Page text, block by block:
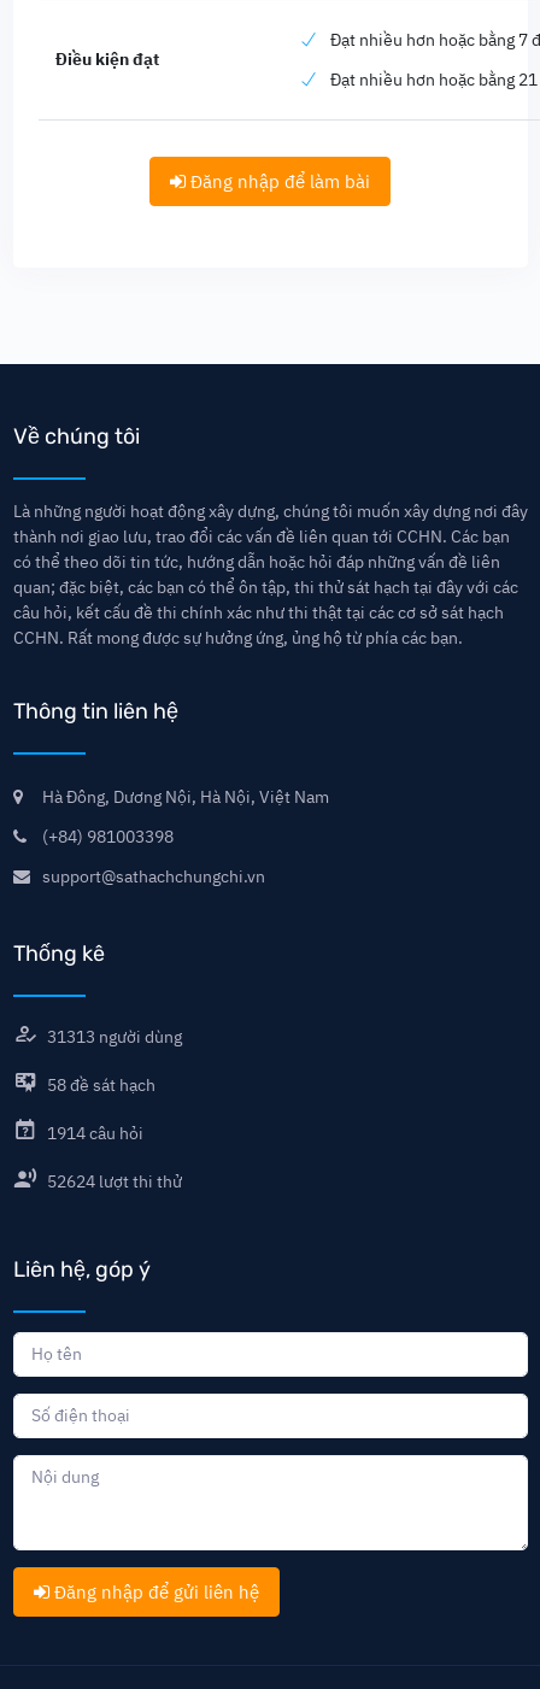
Điều kiện đạt
Đạt nhiều hơn hoặc bằng 7
Đạt nhiều hơn hoặc bằng
Đăng nhập để làm bài
Về chúng tôi
Là những người hoạt động xây dựng, chúng tôi muốn xây dựng nơi đây
thành nơi giao lưu, trao đổi các vấn đề liên quan tới CCHN. Các bạn
có thể theo dõi tin tức, hướng dẫn hoặc hỏi đáp những vấn đề liên
quan; đặc biệt, các bạn có thể ôn tập, thi thử sát hạch tại đây với các
câu hỏi, kết cấu đề thi chính xác như thi thật tại các cơ sở sát hạch
CCHN. Rất mong được sự hưởng ứng, ủng hộ từ phía các bạn.
Thông tin liên hệ
Hà Đông, Dương Nội, Hà Nội, Việt Nam
(+84) 981003398
support@sathachchungchi.vn
Thống kê
31313 người dùng
58đề sát hạch
1914câu hỏi
52624lượt thi thử
Liên hệ, góp ý
Đăng nhập để gửi liên hệ